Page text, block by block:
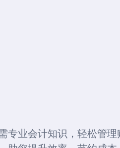
专业会计知识，轻松管理